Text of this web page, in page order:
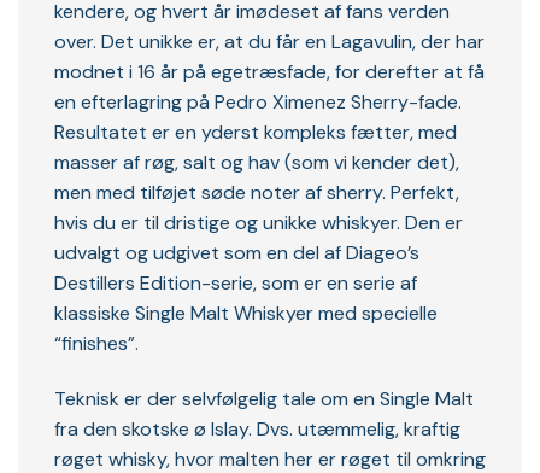
kendere, og hvert år imødeset af fans verden
over. Det unikke er, at du får en Lagavulin, der har
modnet i 16 år på egetræsfade, for derefter at få
en efterlagring på Pedro Ximenez Sherry-fade.
Resultatet er en yderst kompleks fætter, med
masser af røg, salt og hav (som vi kender det),
men med tilføjet søde noter af sherry. Perfekt,
hvis du er til dristige og unikke whiskyer. Den er
udvalgt og udgivet som en del af Diageo’s
Destillers Edition-serie, som er en serie af
klassiske Single Malt Whiskyer med specielle
“finishes”.
Teknisk er der selvfølgelig tale om en Single Malt
fra den skotske ø Islay. Dvs. utæmmelig, kraftig
røget whisky, hvor malten her er røget til omkring